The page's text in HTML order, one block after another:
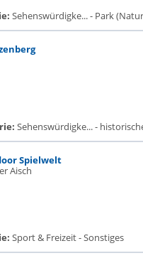
Sehenswürdigke... - Park
Sehenswürdigke... -
Spielwelt
Aisch
Sport & Freizeit - Sonstiges